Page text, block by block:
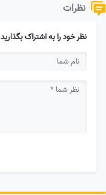
نظرات
نظر خود را به اشتراک بگذارید